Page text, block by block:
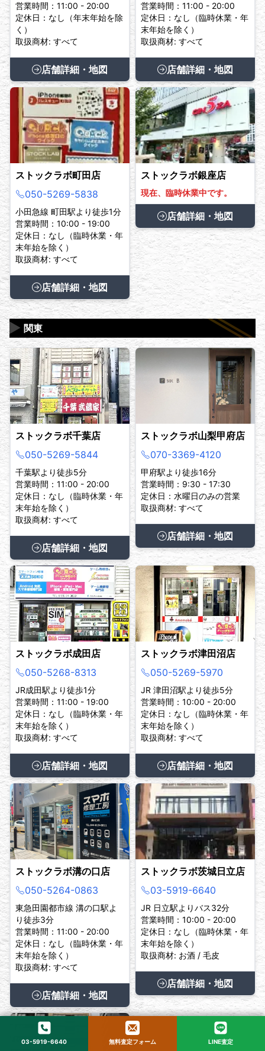
営業時間：11:00 - 20:00
定休日：なし（年末年始を除
く）
取扱商材: すべて
店舗詳細・地図
営業時間：11:00 - 20:00
定休日：なし（臨時休業・年
末年始を除く）
取扱商材: すべて
店舗詳細・地図
ストックラボ町田店
050-5269-5838
小田急線 町田駅より徒歩1分
営業時間：10:00 - 19:00
定休日：なし（臨時休業・年
末年始を除く）
取扱商材: すべて
店舗詳細・地図
ストックラボ銀座店
現在、臨時休業中です。
店舗詳細・地図
関東
▶
ストックラボ千葉店
050-5269-5844
千葉駅より徒歩5分
営業時間：11:00 - 20:00
定休日：なし（臨時休業・年
末年始を除く）
取扱商材: すべて
店舗詳細・地図
ストックラボ山梨甲府店
070-3369-4120
甲府駅より徒歩16分
営業時間：9:30 - 17:30
定休日：水曜日のみの営業
取扱商材: すべて
店舗詳細・地図
ストックラボ成田店
050-5268-8313
JR成田駅より徒歩1分
営業時間：11:00 - 19:00
定休日：なし（臨時休業・年
末年始を除く）
取扱商材: すべて
店舗詳細・地図
ストックラボ津田沼店
050-5269-5970
JR 津田沼駅より徒歩5分
営業時間：10:00 - 20:00
定休日：なし（臨時休業・年
末年始を除く）
取扱商材: すべて
店舗詳細・地図
ストックラボ溝の口店
050-5264-0863
東急田園都市線 溝の口駅よ
り徒歩3分
営業時間：11:00 - 20:00
定休日：なし（臨時休業・年
末年始を除く）
取扱商材: すべて
店舗詳細・地図
ストックラボ茨城日立店
03-5919-6640
JR 日立駅よりバス32分
営業時間：10:00 - 20:00
定休日：なし（臨時休業・年
末年始を除く）
取扱商材: お酒 / 毛皮
店舗詳細・地図
03-5919-6640 無料査定フォーム LINE査定